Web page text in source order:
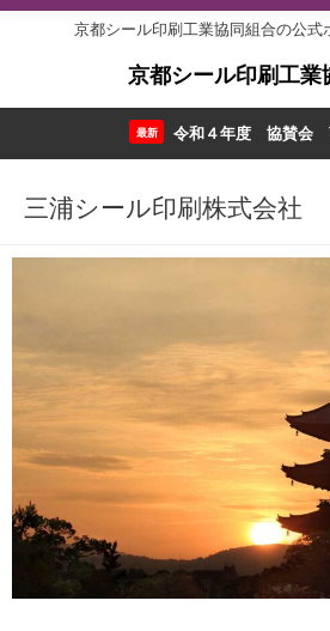
京都シール印刷工業協同組合の公式
京都シール印刷工業
最新 令和４年度 協賛会
三浦シール印刷株式会社